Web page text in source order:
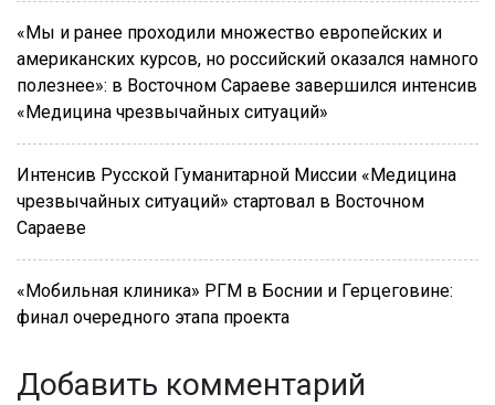
«Мы и ранее проходили множество европейских и
американских курсов, но российский оказался намного
полезнее»: в Восточном Сараеве завершился интенсив
«Медицина чрезвычайных ситуаций»
Интенсив Русской Гуманитарной Миссии «Медицина
чрезвычайных ситуаций» стартовал в Восточном
Сараеве
«Мобильная клиника» РГМ в Боснии и Герцеговине:
финал очередного этапа проекта
Добавить комментарий